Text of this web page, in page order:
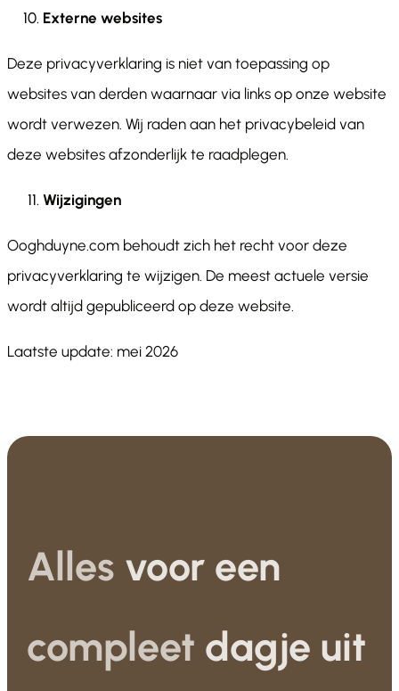
Externe websites
Deze privacyverklaring is niet van toepassing op
websites van derden waarnaar via links op onze website
wordt verwezen. Wij raden aan het privacybeleid van
deze websites afzonderlijk te raadplegen.
Wijzigingen
Ooghduyne.com behoudt zich het recht voor deze
privacyverklaring te wijzigen. De meest actuele versie
wordt altijd gepubliceerd op deze website.
Laatste update: mei 2026
Alles voor een
compleet dagje uit